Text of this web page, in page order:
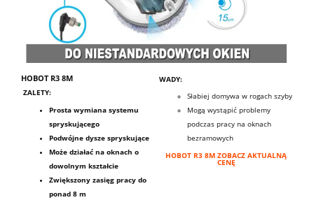
HOBOT R3 8M
ZALETY:
Prosta wymiana systemu
spryskującego
Podwójne dysze spryskujące
Może działać na oknach o
dowolnym kształcie
Zwiększony zasięg pracy do
ponad 8 m
WADY:
Słabiej domywa w rogach szyby
Mogą wystąpić problemy
podczas pracy na oknach
bezramowych
HOBOT R3 8M ZOBACZ AKTUALNĄ
CENĘ